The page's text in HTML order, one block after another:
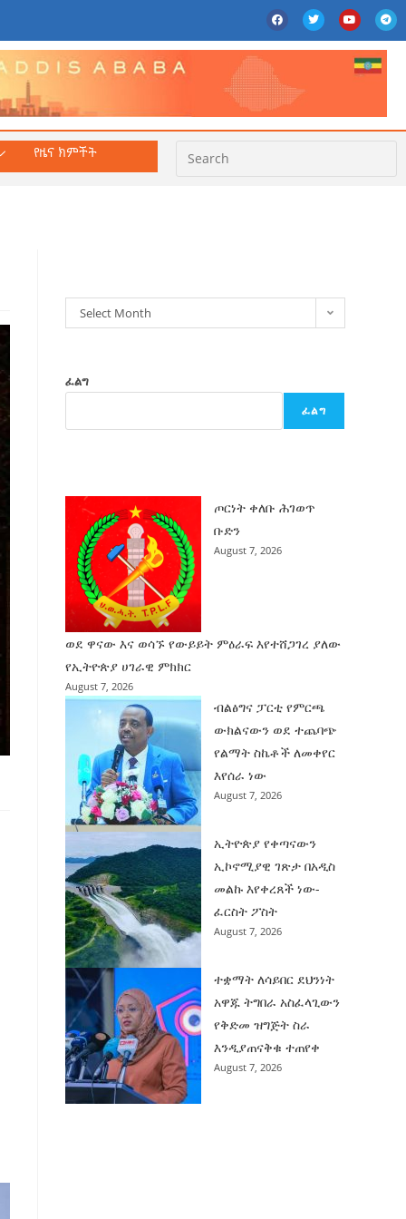
የዜና ክምችት
Select Month
ፈልግ
ፈልግ
ጦርነት ቀለቡ ሕገወጥ
ቡድን
August 7, 2026
ወደ ዋናው እና ወሳኙ የውይይት ምዕራፍ እየተሸጋገረ ያለው
የኢትዮጵያ ሀገራዊ ምክክር
August 7, 2026
ብልፅግና ፓርቲ የምርጫ
ውክልናውን ወደ ተጨባጭ
የልማት ስኬቶች ለመቀየር
እየሰራ ነው
August 7, 2026
ኢትዮጵያ የቀጣናውን
ኢኮኖሚያዊ ገጽታ በአዲስ
መልኩ እየቀረጸች ነው-
ፈርስት ፖስት
August 7, 2026
ተቋማት ለሳይበር ደህንነት
አዋጁ ትግበራ አስፈላጊውን
የቅድመ ዝግጅት ስራ
እንዲያጠናቅቁ ተጠየቀ
August 7, 2026